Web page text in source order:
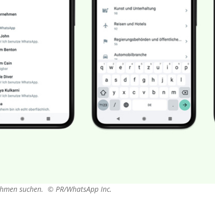
suchen. © PR/WhatsApp Inc.